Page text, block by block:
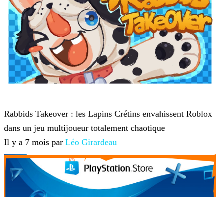
Rabbids Takeover : les Lapins Crétins envahissent Roblox
dans un jeu multijoueur totalement chaotique
Il y a 7 mois par Léo Girardeau